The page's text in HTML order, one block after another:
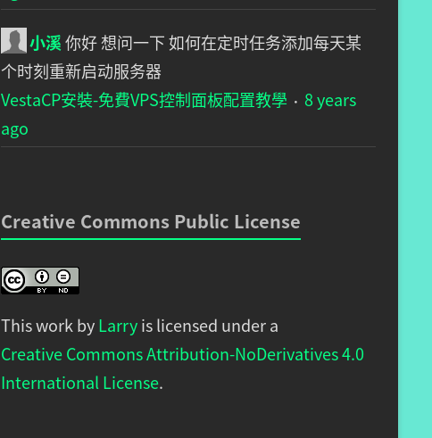
小溪你好 想问一下 如何在定时任务添加每天某
个时刻重新启动服务器
VestaCP安裝-免費VPS控制面板配置教學 · 8 years
ago
Creative Commons Public License
This work byLarryis licensed under a
Creative Commons Attribution-NoDerivatives 4.0
International License.